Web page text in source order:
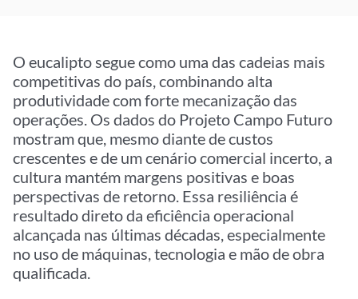
O eucalipto segue como uma das cadeias mais
competitivas do país, combinando alta
produtividade com forte mecanização das
operações. Os dados do Projeto Campo Futuro
mostram que, mesmo diante de custos
crescentes e de um cenário comercial incerto, a
cultura mantém margens positivas e boas
perspectivas de retorno. Essa resiliência é
resultado direto da eficiência operacional
alcançada nas últimas décadas, especialmente
no uso de máquinas, tecnologia e mão de obra
qualificada.